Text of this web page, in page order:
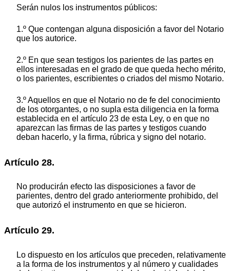
Serán nulos los instrumentos públicos:
1.º Que contengan alguna disposición a favor del Notario
que los autorice.
2.º En que sean testigos los parientes de las partes en
ellos interesadas en el grado de que queda hecho mérito,
o los parientes, escribientes o criados del mismo Notario.
3.º Aquellos en que el Notario no de fe del conocimiento
de los otorgantes, o no supla esta diligencia en la forma
establecida en el artículo 23 de esta Ley, o en que no
aparezcan las firmas de las partes y testigos cuando
deban hacerlo, y la firma, rúbrica y signo del notario.
Artículo 28.
No producirán efecto las disposiciones a favor de
parientes, dentro del grado anteriormente prohibido, del
que autorizó el instrumento en que se hicieron.
Artículo 29.
Lo dispuesto en los artículos que preceden, relativamente
a la forma de los instrumentos y al número y cualidades